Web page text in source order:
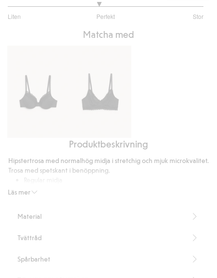
Liten Perfekt Stor
utav
Matcha med
bh
spets
Ovadderad
med
Produktbeskrivning
Läs mer
Hipstertrosa med normalhög midja i stretchig och mjuk microkvalitet.
Trosa med spetskant i benöppning.
Microkvalitet
Recycled Polyamide
Material
Tvättråd
Spårbarhet